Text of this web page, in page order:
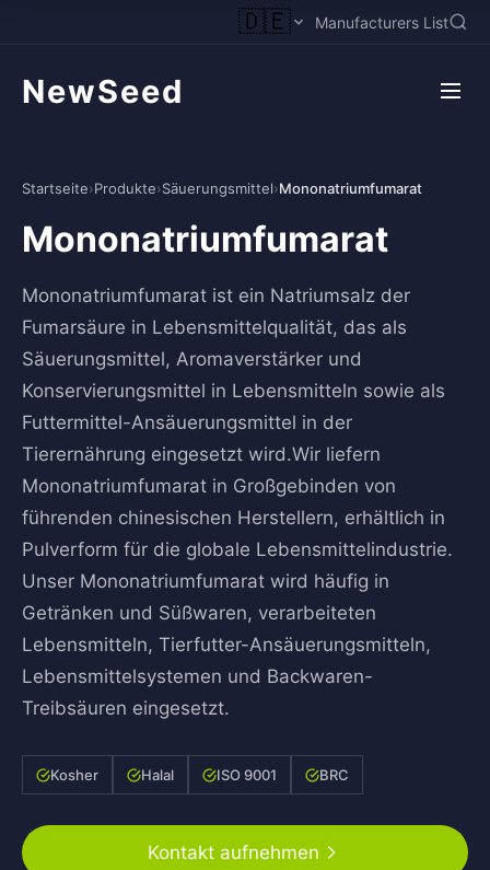
🇩🇪 Manufacturers List
NewSeed
Startseite›Produkte›Säuerungsmittel›Mononatriumfumarat
Mononatriumfumarat
Mononatriumfumarat ist ein Natriumsalz der
Fumarsäure in Lebensmittelqualität, das als
Säuerungsmittel, Aromaverstärker und
Konservierungsmittel in Lebensmitteln sowie als
Futtermittel-Ansäuerungsmittel in der
Tierernährung eingesetzt wird.Wir liefern
Mononatriumfumarat in Großgebinden von
führenden chinesischen Herstellern, erhältlich in
Pulverform für die globale Lebensmittelindustrie.
Unser Mononatriumfumarat wird häufig in
Getränken und Süßwaren, verarbeiteten
Lebensmitteln, Tierfutter-Ansäuerungsmitteln,
Lebensmittelsystemen und Backwaren-
Treibsäuren eingesetzt.
Kosher Halal ISO 9001 BRC
Kontakt aufnehmen